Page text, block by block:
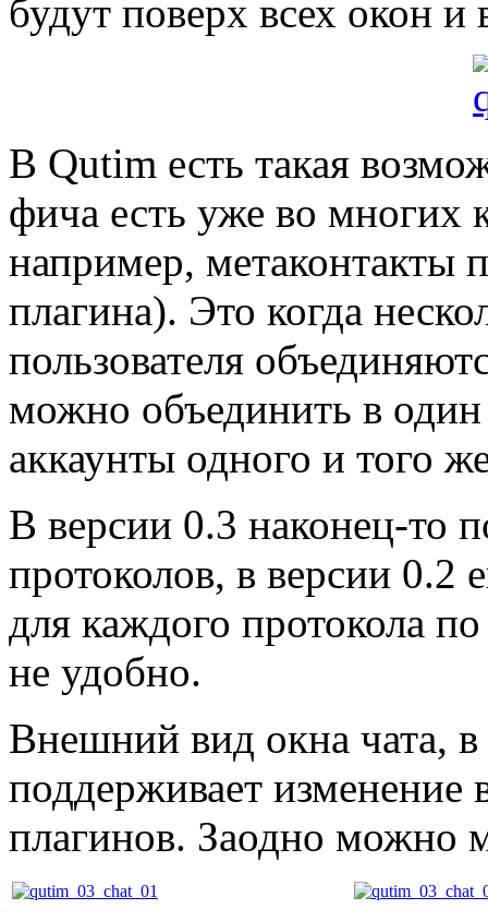
будут поверх всех окон и
В Qutim есть такая
фича есть уже во многих
например,
плагина). Это когда
пользователя
можно объединить в
аккаунты одного и того
В версии 0.3 наконец-то
протоколов, в версии 0.2
для каждого протокола
не удобно.
Внешний вид окна чата, в
поддерживает
плагинов. Заодно можно